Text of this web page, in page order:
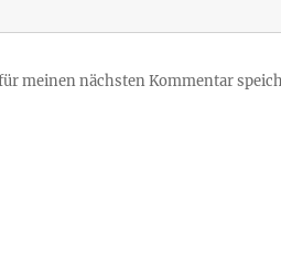
meinen nächsten Kommentar